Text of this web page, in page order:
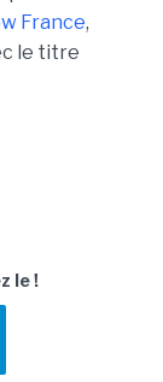
France,
le titre
le !